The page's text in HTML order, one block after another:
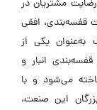
مشتریان در
قفسه‌بندی، افقی
یکی از
انبار و
می‌شود و با
این صنعت،